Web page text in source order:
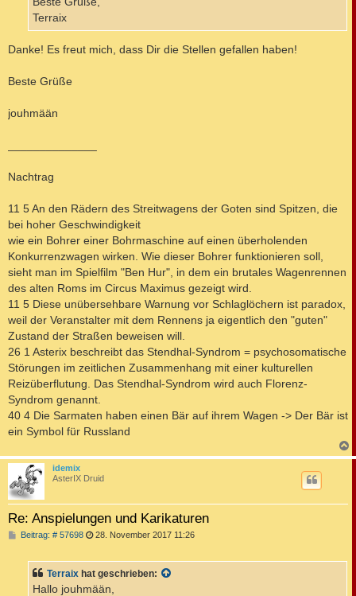
Terraix
Danke! Es freut mich, dass Dir die Stellen gefallen haben!
Beste Grüße
jouhmään
Nachtrag
11 5 An den Rädern des Streitwagens der Goten sind Spitzen, die
bei hoher Geschwindigkeit
wie ein Bohrer einer Bohrmaschine auf einen überholenden
Konkurrenzwagen wirken. Wie dieser Bohrer funktionieren soll,
sieht man im Spielfilm "Ben Hur", in dem ein brutales Wagenrennen
des alten Roms im Circus Maximus gezeigt wird.
11 5 Diese unübersehbare Warnung vor Schlaglöchern ist paradox,
weil der Veranstalter mit dem Rennens ja eigentlich den "guten"
Zustand der Straßen beweisen will.
26 1 Asterix beschreibt das Stendhal-Syndrom = psychosomatische
Störungen im zeitlichen Zusammenhang mit einer kulturellen
Reizüberflutung. Das Stendhal-Syndrom wird auch Florenz-
Syndrom genannt.
40 4 Die Sarmaten haben einen Bär auf ihrem Wagen -> Der Bär ist
ein Symbol für Russland
a
idemix
AsterIX Druid
Re: Anspielungen und Karikaturen
Beitrag: # 57698B
r
a
28. November 2017 11:26
Terraix hat geschrieben:
Hallo jouhmään,